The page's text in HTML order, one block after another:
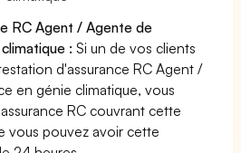
RC Agent / Agente de
: Si un de vos clients
d'assurance RC Agent /
en génie climatique, vous
RC couvrant cette
vous pouvez avoir cette